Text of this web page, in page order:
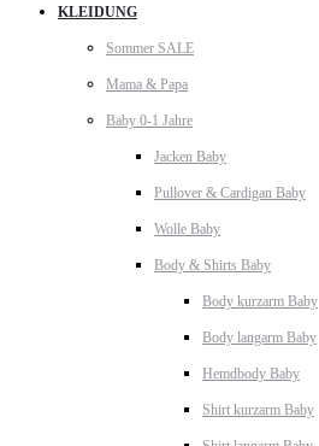
KLEIDUNG
Sommer SALE
Mama & Papa
Baby 0-1 Jahre
Jacken Baby
Pullover & Cardigan Baby
Wolle Baby
Body & Shirts Baby
Body kurzarm Baby
Body langarm Baby
Hemdbody Baby
Shirt kurzarm Baby